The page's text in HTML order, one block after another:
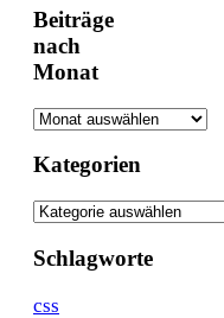
Beiträge
nach
Monat
Kategorien
Schlagworte
css